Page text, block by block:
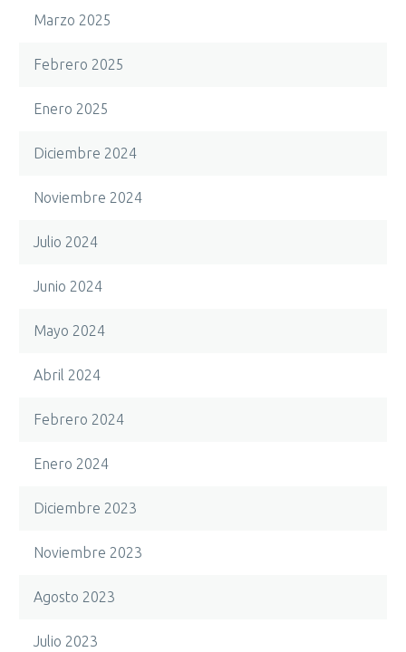
Marzo 2025
Febrero 2025
Enero 2025
Diciembre 2024
Noviembre 2024
Julio 2024
Junio 2024
Mayo 2024
Abril 2024
Febrero 2024
Enero 2024
Diciembre 2023
Noviembre 2023
Agosto 2023
Julio 2023